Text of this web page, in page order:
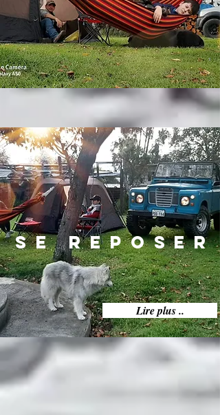
Se reposer
Lire plus ..